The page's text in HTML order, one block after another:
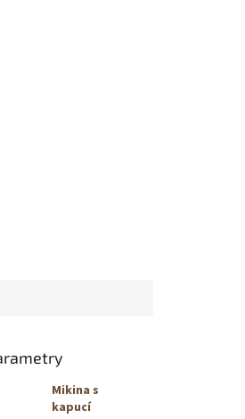
Mikina s
kapucí